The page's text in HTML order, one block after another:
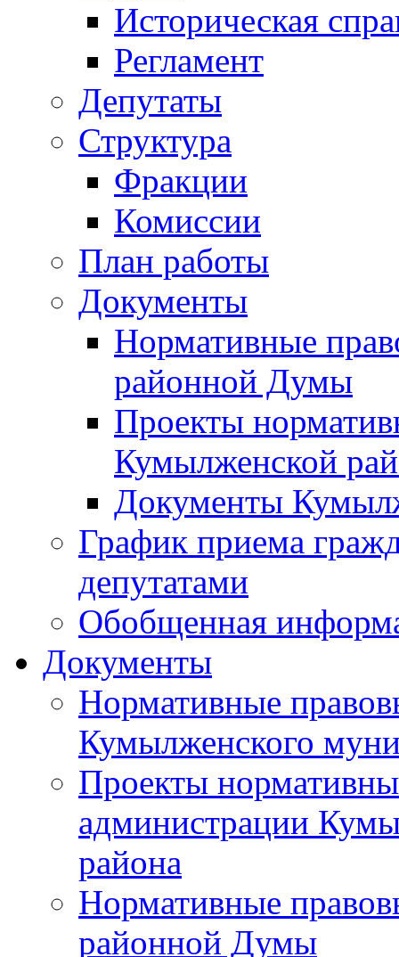
Историческая
Регламент
Депутаты
Структура
Фракции
Комиссии
План работы
Документы
Нормативные
районной Думы
Проекты
Кумылженской
Документы
График приема
депутатами
Обобщенная
Документы
Нормативные
Кумылженского
Проекты
администрации
района
Нормативные
районной Думы